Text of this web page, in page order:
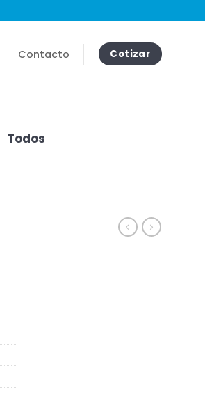
Contacto Cotizar
Todos